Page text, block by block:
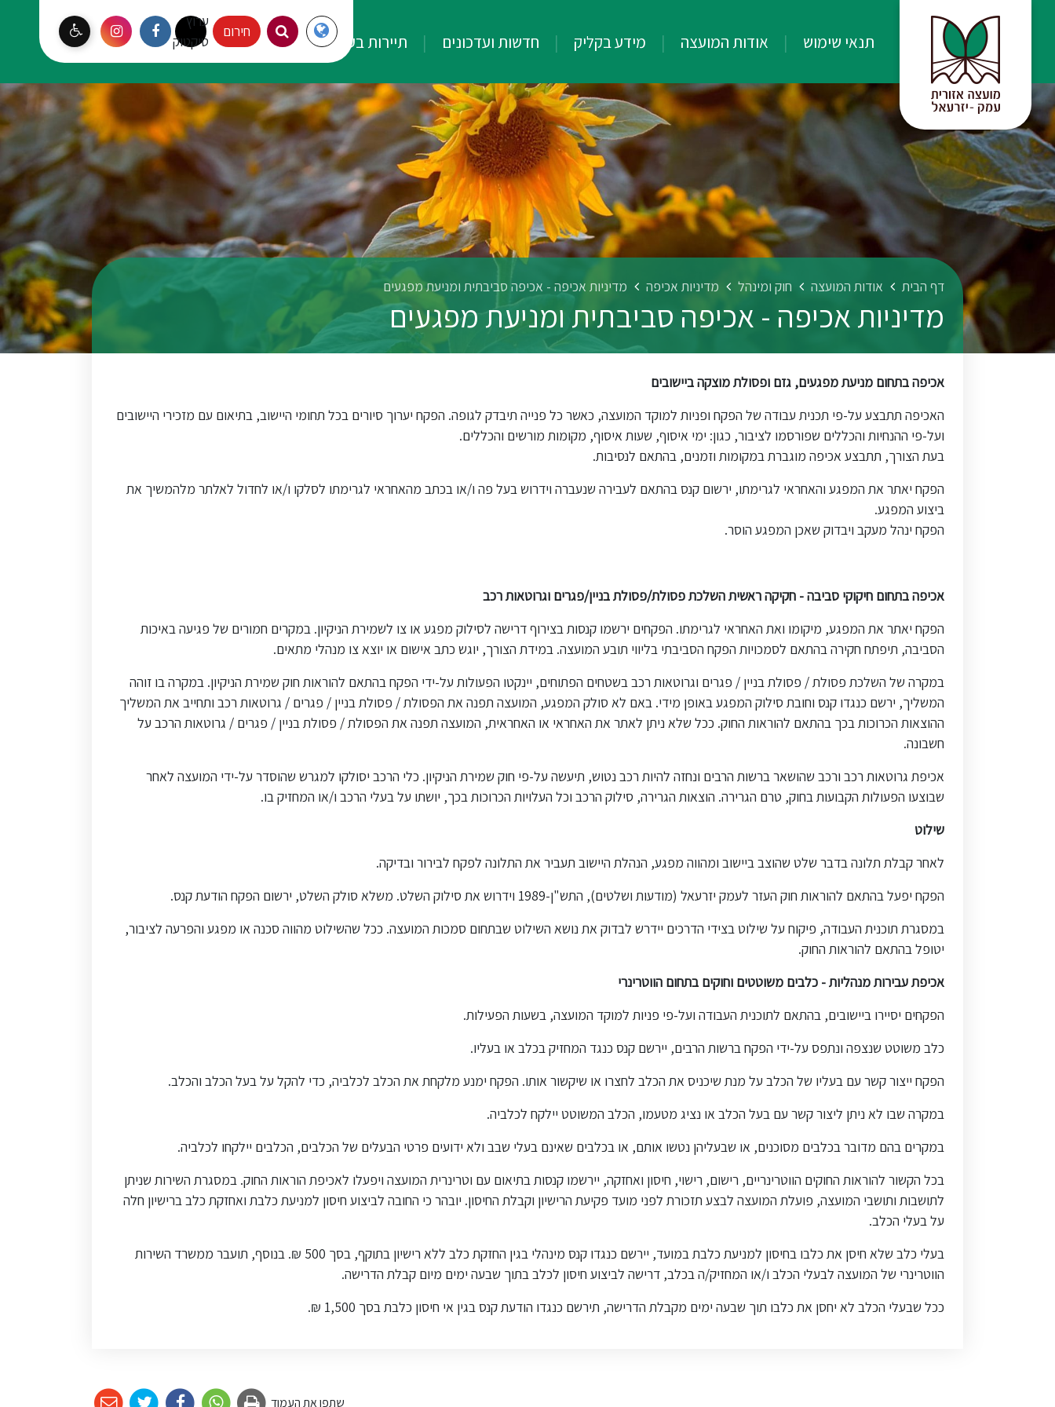
Langaugeחירום
ערוץ
טיקטוק
תנאי שימוש אודות המועצה מידע בקליק חדשות ועדכונים תיירות בעמק יזרעאל
דף הבית אודות המועצה חוק ומינהל מדיניות אכיפה מדיניות אכיפה - אכיפה סביבתית ומניעת מפגעים
מדיניות אכיפה - אכיפה סביבתית ומניעת מפגעים
אכיפה בתחום מניעת מפגעים, גזם ופסולת מוצקה ביישובים
האכיפה תתבצע על-פי תכנית עבודה של הפקח ופניות למוקד המועצה, כאשר כל פנייה תיבדק לגופה. הפקח יערוך סיורים בכל תחומי היישוב, בתיאום עם מזכירי היישובים
ועל-פי ההנחיות והכללים שפורסמו לציבור, כגון: ימי איסוף, שעות איסוף, מקומות מורשים והכללים.
בעת הצורך, תתבצע אכיפה מוגברת במקומות וזמנים, בהתאם לנסיבות.
הפקח יאתר את המפגע והאחראי לגרימתו, ירשום קנס בהתאם לעבירה שנעברה וידרוש בעל פה ו/או בכתב מהאחראי לגרימתו לסלקו ו/או לחדול לאלתר מלהמשיך את
ביצוע המפגע.
הפקח ינהל מעקב ויבדוק שאכן המפגע הוסר.
אכיפה בתחום חיקוקי סביבה - חקיקה ראשית השלכת פסולת/פסולת בניין/פגרים וגרוטאות רכב
הפקח יאתר את המפגע, מיקומו ואת האחראי לגרימתו. הפקחים ירשמו קנסות בצירוף דרישה לסילוק מפגע או צו לשמירת הניקיון. במקרים חמורים של פגיעה באיכות
הסביבה, תיפתח חקירה בהתאם לסמכויות הפקח הסביבתי בליווי תובע המועצה. במידת הצורך, יוגש כתב אישום או יוצא צו מנהלי מתאים.
במקרה של השלכת פסולת / פסולת בניין / פגרים וגרוטאות רכב בשטחים הפתוחים, יינקטו הפעולות על-ידי הפקח בהתאם להוראות חוק שמירת הניקיון. במקרה בו זוהה
המשליך, ירשם כנגדו קנס וחובת סילוק המפגע באופן מידי. באם לא סולק המפגע, המועצה תפנה את הפסולת / פסולת בניין / פגרים / גרוטאות רכב ותחייב את המשליך
ההוצאות הכרוכות בכך בהתאם להוראות החוק. ככל שלא ניתן לאתר את האחראי או האחראית, המועצה תפנה את הפסולת / פסולת בניין / פגרים / גרוטאות הרכב על
חשבונה.
אכיפת גרוטאות רכב ורכב שהושאר ברשות הרבים ונחזה להיות רכב נטוש, תיעשה על-פי חוק שמירת הניקיון. כלי הרכב יסולקו למגרש שהוסדר על-ידי המועצה לאחר
שבוצעו הפעולות הקבועות בחוק, טרם הגרירה. הוצאות הגרירה, סילוק הרכב וכל העלויות הכרוכות בכך, יושתו על בעלי הרכב ו/או המחזיק בו.
שילוט
לאחר קבלת תלונה בדבר שלט שהוצב ביישוב ומהווה מפגע, הנהלת היישוב תעביר את התלונה לפקח לבירור ובדיקה.
הפקח יפעל בהתאם להוראות חוק העזר לעמק יזרעאל (מודעות ושלטים), התש"ן-1989 וידרוש את סילוק השלט. משלא סולק השלט, ירשום הפקח הודעת קנס.
במסגרת תוכנית העבודה, פיקוח על שילוט בצידי הדרכים יידרש לבדוק את נושא השילוט שבתחום סמכות המועצה. ככל שהשילוט מהווה סכנה או מפגע והפרעה לציבור,
יטופל בהתאם להוראות החוק.
אכיפת עבירות מנהליות - כלבים משוטטים וחוקים בתחום הווטרינרי
הפקחים יסיירו ביישובים, בהתאם לתוכנית העבודה ועל-פי פניות למוקד המועצה, בשעות הפעילות.
כלב משוטט שנצפה ונתפס על-ידי הפקח ברשות הרבים, יירשם קנס כנגד המחזיק בכלב או בעליו.
הפקח ייצור קשר עם בעליו של הכלב על מנת שיכניס את הכלב לחצרו או שיקשור אותו. הפקח ימנע מלקחת את הכלב לכלביה, כדי להקל על בעל הכלב והכלב.
במקרה שבו לא ניתן ליצור קשר עם בעל הכלב או נציג מטעמו, הכלב המשוטט יילקח לכלביה.
במקרים בהם מדובר בכלבים מסוכנים, או שבעליהן נטשו אותם, או בכלבים שאינם בעלי שבב ולא ידועים פרטי הבעלים של הכלבים, הכלבים יילקחו לכלביה.
בכל הקשור להוראות החוקים הווטרינריים, רישום, רישוי, חיסון ואחזקה, יירשמו קנסות בתיאום עם וטרינרית המועצה ויפעלו לאכיפת הוראות החוק. במסגרת השירות שניתן
לתושבות ותושבי המועצה, פועלת המועצה לבצע תזכורת לפני מועד פקיעת הרישיון וקבלת החיסון. יובהר כי החובה לביצוע חיסון למניעת כלבת ואחזקת כלב ברישיון חלה
על בעלי הכלב.
בעלי כלב שלא חיסן את כלבו בחיסון למניעת כלבת במועד, יירשם כנגדו קנס מינהלי בגין החזקת כלב ללא רישיון בתוקף, בסך 500 ₪. בנוסף, תועבר ממשרד השירות
הווטרינרי של המועצה לבעלי הכלב ו/או המחזיק/ה בכלב, דרישה לביצוע חיסון לכלב בתוך שבעה ימים מיום קבלת הדרישה.
ככל שבעלי הכלב לא יחסן את כלבו תוך שבעה ימים מקבלת הדרישה, תירשם כנגדו הודעת קנס בגין אי חיסון כלבת בסך 1,500 ₪.
שתפו את העמוד